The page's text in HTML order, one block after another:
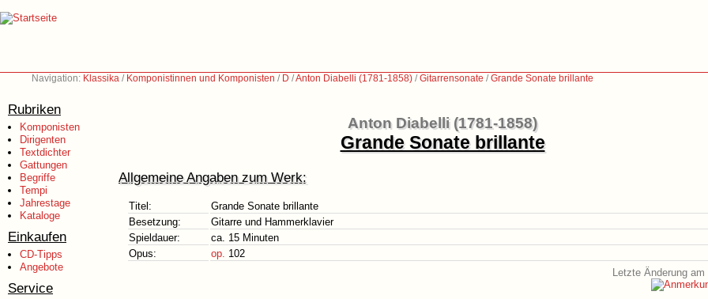
Navigation: Klassika / Komponistinnen und Komponisten / D /Anton Diabelli (1781-1858) /Gitarrensonate /Grande Sonate brillante
Rubriken
Komponisten
Dirigenten
Textdichter
Gattungen
Begriffe
Tempi
Jahrestage
Kataloge
Einkaufen
CD-Tipps
Angebote
Service
Anton Diabelli (1781-1858)
Grande Sonate brillante
Allgemeine Angaben zum Werk:
Titel:
Grande Sonate brillante
Besetzung:
Gitarre und Hammerklavier
Spieldauer:
ca. 15 Minuten
Opus:
op. 102
Letzte Änderung